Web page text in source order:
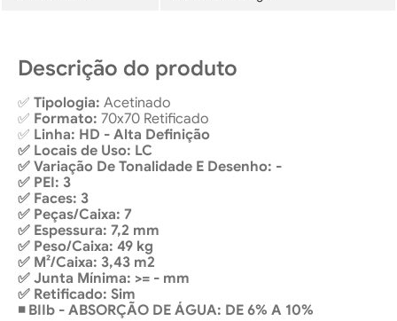
Descrição do produto
✅ Tipologia: Acetinado
✅ Formato: 70x70 Retificado
✅ Linha: HD - Alta Definição
✅ Locais de Uso: LC
✅ Variação De Tonalidade E Desenho: -
✅ PEI: 3
✅ Faces: 3
✅ Peças/Caixa: 7
✅ Espessura: 7,2 mm
✅ Peso/Caixa: 49 kg
✅ M²/Caixa: 3,43 m2
✅ Junta Mínima: >= - mm
✅ Retificado: Sim
◾ BIIb - ABSORÇÃO DE ÁGUA: DE 6% A 10%